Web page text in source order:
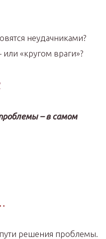
неудачниками?
«кругом враги»?
– в самом
решения проблемы.